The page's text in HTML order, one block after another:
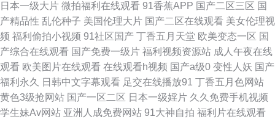
国产91色 丝足福利影院 东京热女w姦 韩日一本 狠狠涩夜夜 精东91 久久福利
精品 另类69Av 内射国产 欧美高清性交 青娱乐91午夜 人妻人妇200篇 日本
免费www 香蕉成人网 91看片app 爱豆传媒成人电影 国产黄色电影网 久草黄
色剧场 老湿青青草 欧洲精品8区 天堂中文AV 午夜福利偷拍在线 91豆花在线
日本一级大片 微拍福利在线观看 91香蕉APP 国产二区三区 国
产精品性 乱伦种子 美国伦理大片 国产二区在线观看 美女伦理视
频 福利偷拍小视频 91社区国产 丁香五月天堂 欧美变态一区 国
产综合在线观看 国产免费一级片 福利视频资源站 成人午夜在线
观看 欧美图片在线观看 在线观看h视频 国产a级0 变性人妖 国产
福利永久
日韩中文字幕观看 足交在线播放91 丁香五月色网站
黄色3级抢网站 国产一区二区 日本一级婬片 久久免费手机视频
学生妹Av网站 亚洲人成免费网站 91大神自拍 福利片在线观看